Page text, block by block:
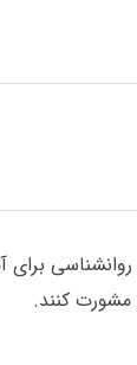
کنند.